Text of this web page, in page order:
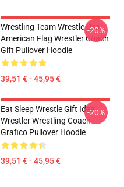
Wrestling Team Wrestle Usa
American Flag Wrestler Coach
Gift Pullover Hoodie
39,51 € - 45,95 €
-20%
Eat Sleep Wrestle Gift Idea
Wrestler Wrestling Coach
Grafico Pullover Hoodie
39,51 € - 45,95 €
-20%